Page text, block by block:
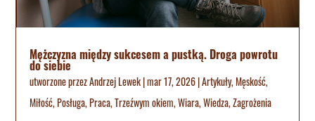
Mężczyzna między sukcesem a pustką. Droga powrotu
do siebie
utworzone przezAndrzej Lewek|mar 17, 2026|Artykuły,Męskość,
Miłość,Posługa,Praca,Trzeźwym okiem,Wiara,Wiedza,Zagrożenia